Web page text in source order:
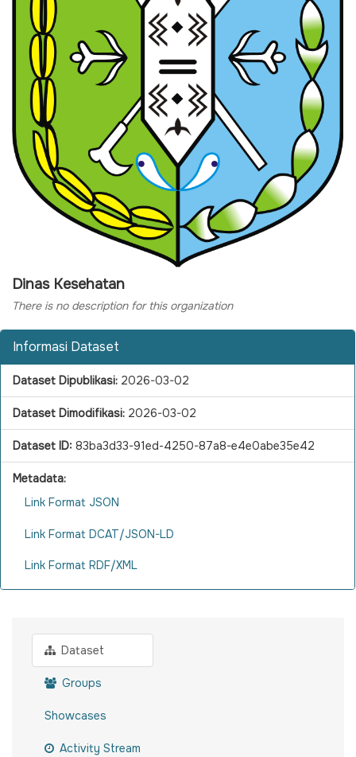
Dinas Kesehatan
There is no description for this organization
Informasi Dataset
Dataset Dipublikasi: 2026-03-02
Dataset Dimodifikasi: 2026-03-02
Dataset ID: 83ba3d33-91ed-4250-87a8-e4e0abe35e42
Metadata:
Link Format JSON
Link Format DCAT/JSON-LD
Link Format RDF/XML
Dataset
Groups
Showcases
Activity Stream